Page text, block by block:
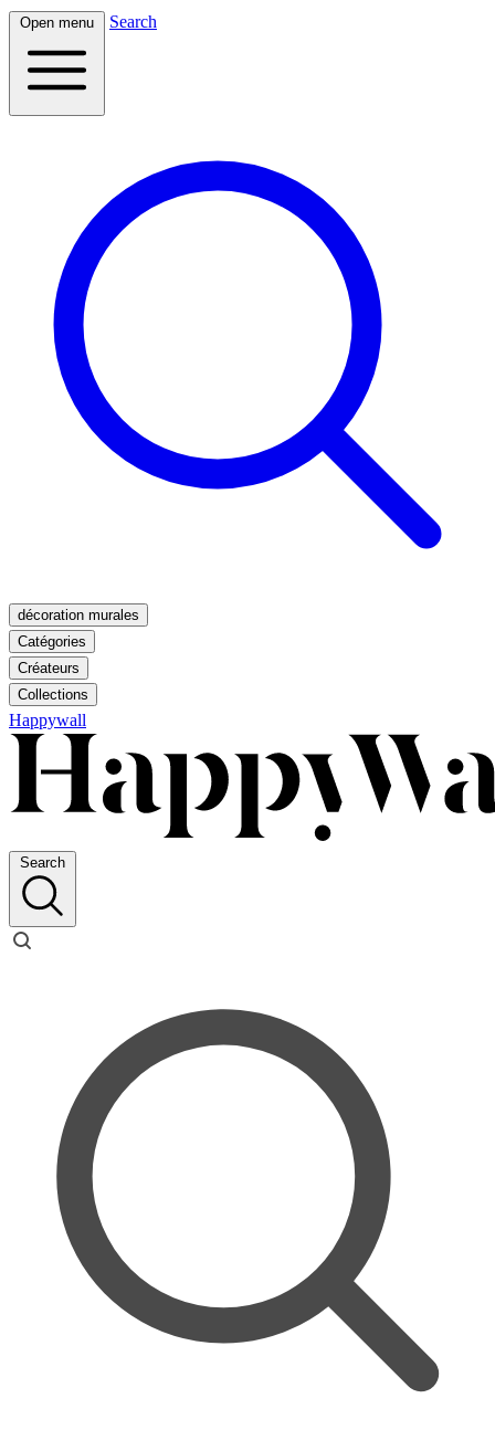
Open menu Search
décoration murales
Catégories
Créateurs
Collections
Happywall
Search